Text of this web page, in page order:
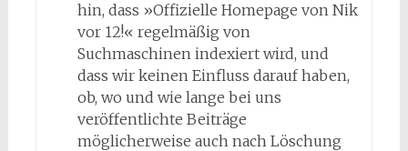
hin, dass »Offizielle Homepage von Nik
vor 12!« regelmäßig von
Suchmaschinen indexiert wird, und
dass wir keinen Einfluss darauf haben,
ob, wo und wie lange bei uns
veröffentlichte Beiträge
möglicherweise auch nach Löschung